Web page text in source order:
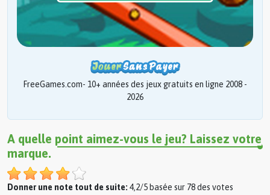
FreeGames.com- 10+ années des jeux gratuits en ligne 2008 -
2026
A quelle point aimez-vous le jeu? Laissez votre
marque.
Donner une note tout de suite: 4,2/5 basée sur 78 des votes